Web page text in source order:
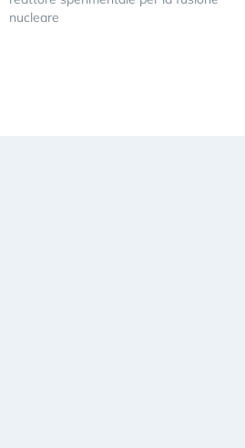
nucleare